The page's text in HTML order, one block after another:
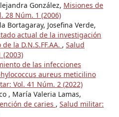
González, Misiones de
28 Núm. 1 (2006)
Bortagaray, Josefina Verde,
actual de la investigación
la D.N.S.FF.AA. , Salud
(2003)
de las infecciones
aureus meticilino
Vol. 41 Núm. 2 (2022)
, María Valeria Lamas,
de caries , Salud militar: